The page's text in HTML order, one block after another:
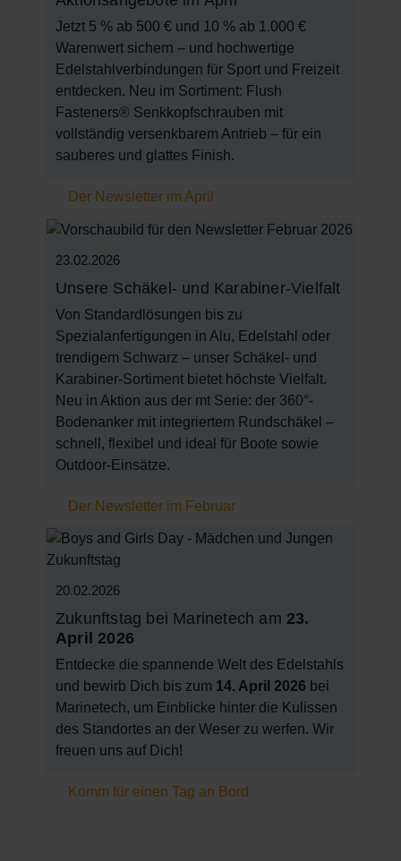
Jetzt 5 % ab 500 € und 10 % ab 1.000 €
Warenwert sichern – und hochwertige
Edelstahlverbindungen für Sport und Freizeit
entdecken. Neu im Sortiment: Flush
Fasteners® Senkkopfschrauben mit
vollständig versenkbarem Antrieb – für ein
sauberes und glattes Finish.
Der Newsletter im April
23.02.2026
Unsere Schäkel- und Karabiner-Vielfalt
Von Standardlösungen bis zu
Spezialanfertigungen in Alu, Edelstahl oder
trendigem Schwarz – unser Schäkel- und
Karabiner-Sortiment bietet höchste Vielfalt.
Neu in Aktion aus der mt Serie: der 360°-
Bodenanker mit integriertem Rundschäkel –
schnell, flexibel und ideal für Boote sowie
Outdoor-Einsätze.
Der Newsletter im Februar
20.02.2026
Zukunftstag bei Marinetech am 23.
April 2026
Entdecke die spannende Welt des Edelstahls
und bewirb Dich bis zum 14. April 2026 bei
Marinetech, um Einblicke hinter die Kulissen
des Standortes an der Weser zu werfen. Wir
freuen uns auf Dich!
Komm für einen Tag an Bord